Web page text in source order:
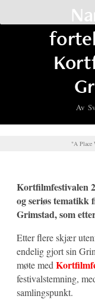
Av
"A Place
Kortfilmfestivalen
og seriøs tematikk
Grimstad, som
Etter flere skjær
endelig gjort sin
møte med
festivalstemning,
samlingspunkt.